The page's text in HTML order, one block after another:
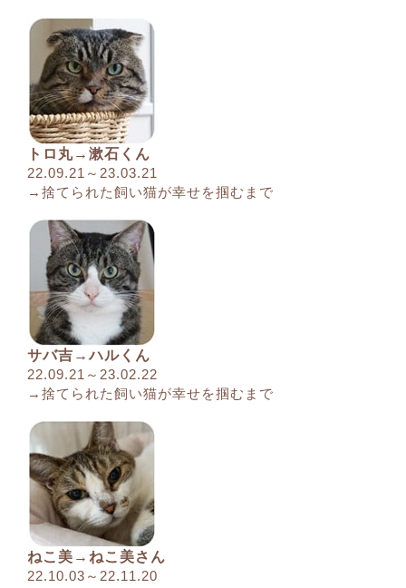
トロ丸→漱石くん
22.09.21～23.03.21
→捨てられた飼い猫が幸せを掴むまで
サバ吉→ハルくん
22.09.21～23.02.22
→捨てられた飼い猫が幸せを掴むまで
ねこ美→ねこ美さん
22.10.03～22.11.20